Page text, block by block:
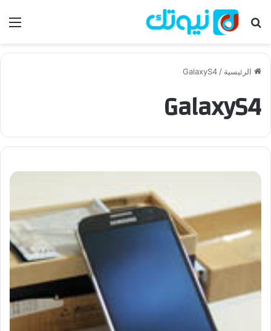
بحث عن
الرئيسية /
GalaxyS4
GalaxyS4